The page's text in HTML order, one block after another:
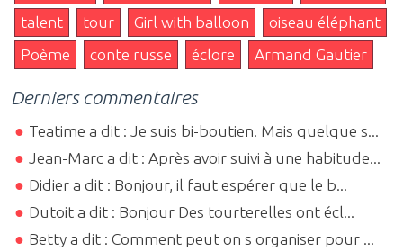
talent
tour Girl with balloon
oiseau éléphant
Poème
conte russe éclore Armand Gautier
Derniers commentaires
Teatime a dit : Je suis bi-boutien. Mais quelque s...
Jean-Marc a dit : Après avoir suivi à une habitude...
Didier a dit : Bonjour, il faut espérer que le b...
Dutoit a dit : Bonjour Des tourterelles ont écl...
Betty a dit : Comment peut on s organiser pour ...